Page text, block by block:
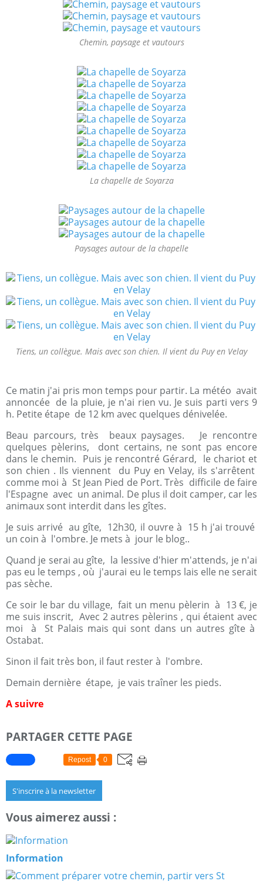
Chemin, paysage et vautours
La chapelle de Soyarza
Paysages autour de la chapelle
Tiens, un collègue. Mais avec son chien. Il vient du Puy en Velay
Ce matin j'ai pris mon temps pour partir. La météo avait
annoncée de la pluie, je n'ai rien vu. Je suis parti vers 9
h. Petite étape de 12 km avec quelques dénivelée.
Beau parcours, très beaux paysages. Je rencontre
quelques pèlerins, dont certains, ne sont pas encore
dans le chemin. Puis je rencontré Gérard, le chariot et
son chien . Ils viennent du Puy en Velay, ils s'arrêtent
comme moi à St Jean Pied de Port. Très difficile de faire
l'Espagne avec un animal. De plus il doit camper, car les
animaux sont interdit dans les gîtes.
Je suis arrivé au gîte, 12h30, il ouvre à 15 h j'ai trouvé
un coin à l'ombre. Je mets à jour le blog..
Quand je serai au gîte, la lessive d'hier m'attends, je n'ai
pas eu le temps , où j'aurai eu le temps lais elle ne serait
pas sèche.
Ce soir le bar du village, fait un menu pèlerin à 13 €, je
me suis inscrit, Avec 2 autres pèlerins , qui étaient avec
moi à St Palais mais qui sont dans un autres gîte à
Ostabat.
Sinon il fait très bon, il faut rester à l'ombre.
Demain dernière étape, je vais traîner les pieds.
A suivre
PARTAGER CETTE PAGE
Repost 0
S'inscrire à la newsletter
Vous aimerez aussi :
Information